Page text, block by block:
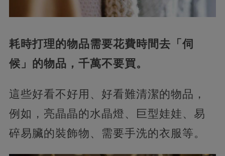
耗時打理的物品需要花費時間去「伺
候」的物品，千萬不要買。
這些好看不好用、好看難清潔的物品，
例如，亮晶晶的水晶燈、巨型娃娃、易
碎易臟的裝飾物、需要手洗的衣服等。